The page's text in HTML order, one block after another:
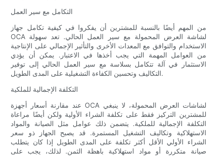
التكامل مع سير العمل
من المهم أيضًا بالنسبة للمشترين أن يفكروا في كيفية تكامل جهاز
OCA لشاشة العرض المحمولة مع سير العمل الحالي. تعد سهولة
الاستخدام والتوافق مع المعدات الأخرى والتأثير الإجمالي على الإنتاجية
من العوامل المهمة التي يجب أخذها في الاعتبار. يمكن أن يؤدي
الاستثمار في آلة تتكامل بسلاسة مع سير العمل الحالي إلى توفير
التكاليف وتحسين الكفاءة التشغيلية على المدى الطويل.
التكلفة الإجمالية للملكية
عند مقارنة أسعار أجهزة OCA لشاشات العرض المحمولة، لا ينبغي
للمشترين التركيز فقط على تكلفة الشراء الأولية ولكن أيضًا مراعاة
التكلفة الإجمالية للملكية. يتضمن ذلك عوامل مثل الصيانة والمواد
الاستهلاكية وتكاليف التشغيل المستمرة. قد يصبح الجهاز ذو سعر
الشراء الأولي الأقل أكثر تكلفة على المدى الطويل إذا كان يتطلب
صيانة متكررة أو مواد استهلاكية باهظة الثمن. لذلك، يجب على